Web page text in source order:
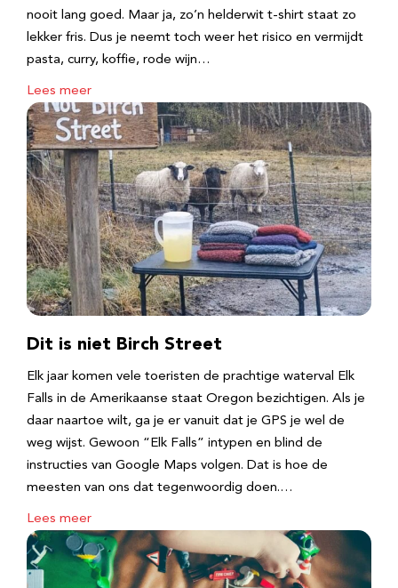
nooit lang goed. Maar ja, zo’n helderwit t-shirt staat zo
lekker fris. Dus je neemt toch weer het risico en vermijdt
pasta, curry, koffie, rode wijn…
Lees meer
Dit is niet Birch Street
Elk jaar komen vele toeristen de prachtige waterval Elk
Falls in de Amerikaanse staat Oregon bezichtigen. Als je
daar naartoe wilt, ga je er vanuit dat je GPS je wel de
weg wijst. Gewoon “Elk Falls” intypen en blind de
instructies van Google Maps volgen. Dat is hoe de
meesten van ons dat tegenwoordig doen.…
Lees meer